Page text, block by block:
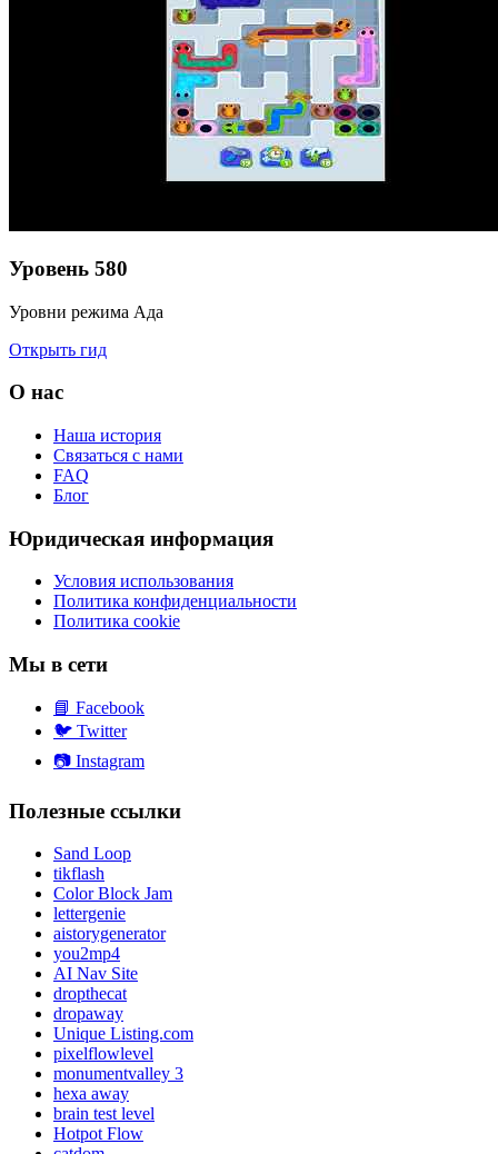
Уровень 580
Уровни режима Ада
Открыть гид
О нас
Наша история
Связаться с нами
FAQ
Блог
Юридическая информация
Условия использования
Политика конфиденциальности
Политика cookie
Мы в сети
📘 Facebook
🐦 Twitter
📷 Instagram
Полезные ссылки
Sand Loop
tikflash
Color Block Jam
lettergenie
aistorygenerator
you2mp4
AI Nav Site
dropthecat
dropaway
Unique Listing.com
pixelflowlevel
monumentvalley 3
hexa away
brain test level
Hotpot Flow